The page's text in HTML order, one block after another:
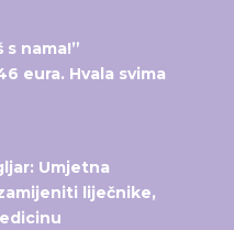
s nama!”
eura. Hvala svima
Umjetna
liječnike,